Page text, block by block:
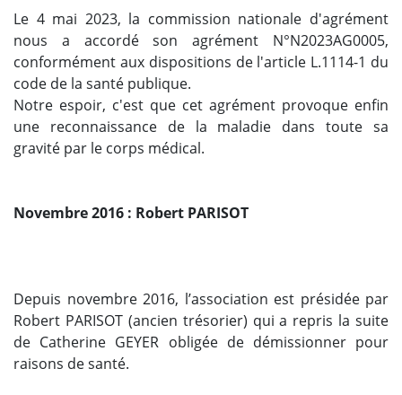
Le 4 mai 2023, la commission nationale d'agrément
nous a accordé son agrément N°N2023AG0005,
conformément aux dispositions de l'article L.1114-1 du
code de la santé publique.
Notre espoir, c'est que cet agrément provoque enfin
une reconnaissance de la maladie dans toute sa
gravité par le corps médical.
Novembre 2016 : Robert PARISOT
Depuis novembre 2016, l’association est présidée par
Robert PARISOT (ancien trésorier) qui a repris la suite
de Catherine GEYER obligée de démissionner pour
raisons de santé.